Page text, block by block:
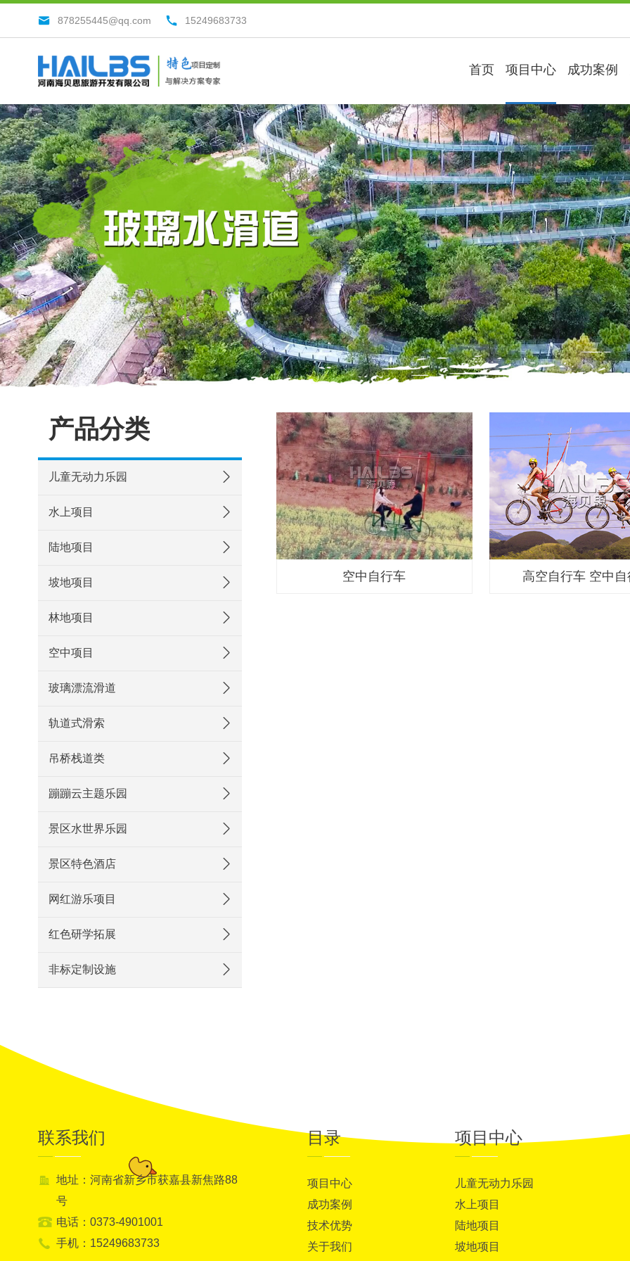
878255445@qq.com 15249683733
首页 项目中心 成功案例
产品分类
儿童无动力乐园
水上项目
陆地项目
坡地项目
林地项目
空中项目
玻璃漂流滑道
轨道式滑索
吊桥栈道类
蹦蹦云主题乐园
景区水世界乐园
景区特色酒店
网红游乐项目
红色研学拓展
非标定制设施
空中自行车 高空自行车 空中
联系我们
地址：河南省新乡市获嘉县新焦路88
号
电话：0373-4901001
手机：15249683733
目录
项目中心
成功案例
技术优势
关于我们
项目中心
儿童无动力乐园
水上项目
陆地项目
坡地项目